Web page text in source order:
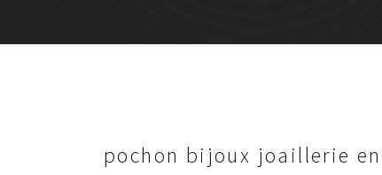
pochon bijoux joaillerie